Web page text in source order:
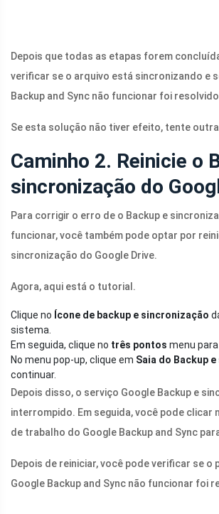
Depois que todas as etapas forem
verificar se o arquivo está sincronizando e
Backup and Sync não funcionar foi
Se esta solução não tiver efeito, tente
Caminho 2. Reinicie o
sincronização do
Para corrigir o erro de o Backup e
funcionar, você também pode optar por
sincronização do Google Drive.
Agora, aqui está o tutorial.
Clique no Ícone de backup e sincronização
sistema.
Em seguida, clique no três pontos menu
No menu pop-up, clique em Saia do Backup
continuar.
Depois disso, o serviço Google Backup e
interrompido. Em seguida, você pode clicar
de trabalho do Google Backup and Sync
Depois de reiniciar, você pode verificar se o
Google Backup and Sync não funcionar foi